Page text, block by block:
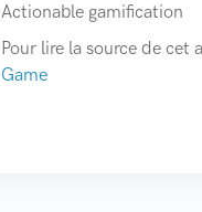
Actionable gamification
Pour lire la source de cet
Game